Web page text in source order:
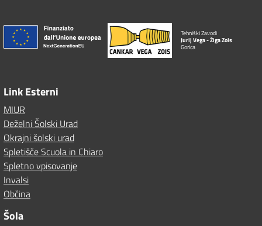
Tehniški Zavodi
Jurij Vega - Žiga Zois
Gorica
Link Esterni
MIUR
Deželni Šolski Urad
Okrajni šolski urad
Spletišče Scuola in Chiaro
Spletno vpisovanje
Invalsi
Občina
Šola